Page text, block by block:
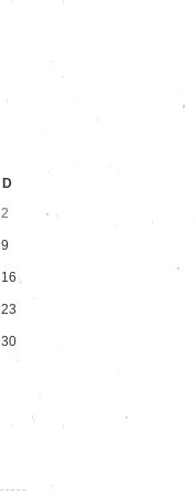
D
2
9
16
23
30